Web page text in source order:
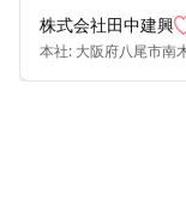
株式会社田中建興
本社: 大阪府八尾市南